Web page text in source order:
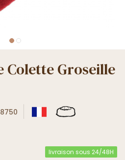
Colette Groseille
livraison sous 24/48H